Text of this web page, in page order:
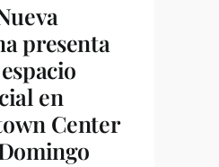
presenta
en
Center